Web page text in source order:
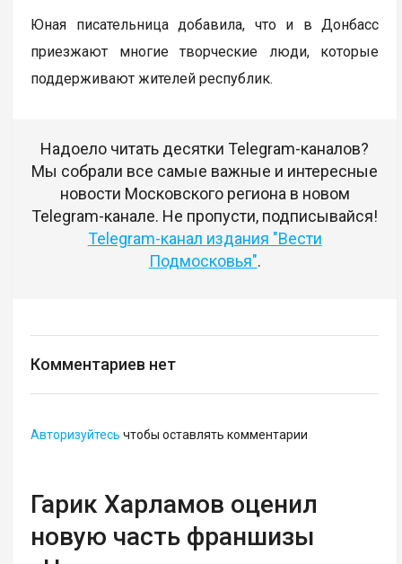
Юная писательница добавила, что и в Донбасс
приезжают многие творческие люди, которые
поддерживают жителей республик.
Надоело читать десятки Telegram-каналов?
Мы собрали все самые важные и интересные
новости Московского региона в новом
Telegram-канале. Не пропусти, подписывайся!
Telegram-канал издания "Вести
Подмосковья".
Комментариев нет
Авторизуйтесь чтобы оставлять комментарии
Гарик Харламов оценил
новую часть франшизы